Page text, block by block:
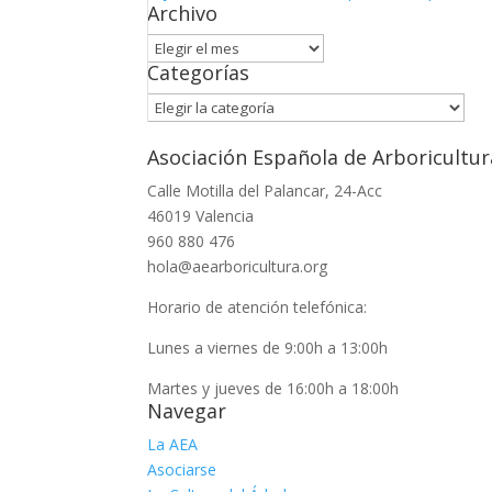
Archivo
Archivo
Categorías
Categorías
Asociación Española de
Calle Motilla del Palancar, 24-Acc
46019 Valencia
960 880 476
hola@aearboricultura.org
Horario de atención telefónica:
Lunes a viernes de 9:00h a 13:00h
Martes y jueves de 16:00h a 18:00h
Navegar
La AEA
Asociarse